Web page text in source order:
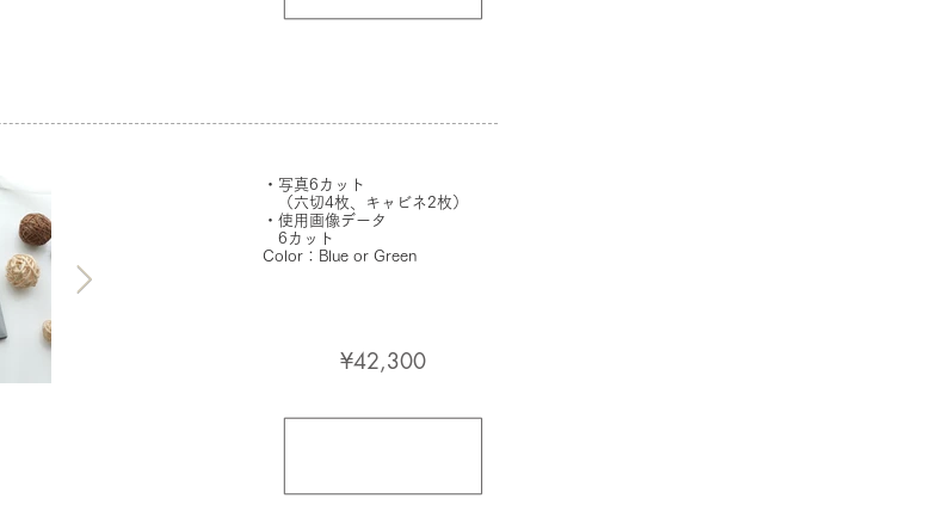
・写真6カット
（六切4枚、キャビネ2枚）
・使用画像データ
6カット
​Color：Blue or Green
¥42,300